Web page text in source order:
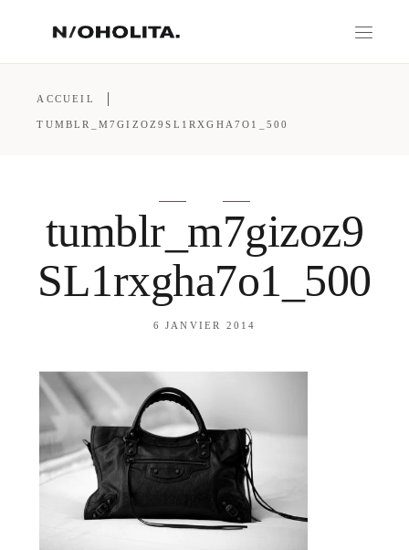
ACCUEIL
TUMBLR_M7GIZOZ9SL1RXGHA7O1_500
tumblr_m7gizoz9
SL1rxgha7o1_500
6 JANVIER 2014